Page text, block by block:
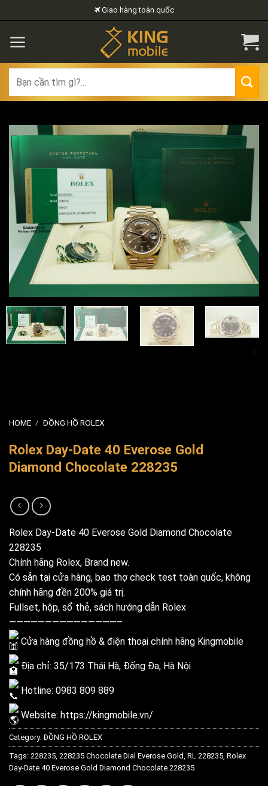
to
content
Giao hàng toàn quốc
for:
HOME / ĐỒNG HỒ ROLEX
Rolex Day-Date 40 Everose Gold
Diamond Chocolate 228235
Rolex Day-Date 40 Everose Gold Diamond Chocolate
228235
Chính hãng Rolex, Brand new.
Có sẵn tại cửa hàng, bao thợ check test toàn quốc, không
chính hãng đền 200% giá trị.
Fullset, hộp, sổ thẻ, sách hướng dẫn Rolex
———————————————–
Cửa hàng đồng hồ & điện thoại chính hãng Kingmobile
Địa chỉ: 35/173 Thái Hà, Đống Đa, Hà Nội
Hotline: 0983 809 889
Website: https://kingmobile.vn/
Category:ĐỒNG HỒ ROLEX
Tags: 228235, 228235 Chocolate Dial Everose Gold, RL 228235, Rolex
Day-Date 40 Everose Gold Diamond Chocolate 228235